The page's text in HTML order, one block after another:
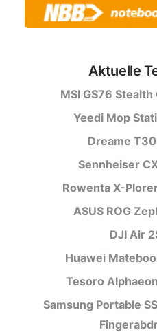
Aktuelle
MSI GS76
Yeedi Mop
Dreame
Sennheiser
Rowenta X-
ASUS ROG
DJI Air
Huawei
Tesoro
Samsung Portable